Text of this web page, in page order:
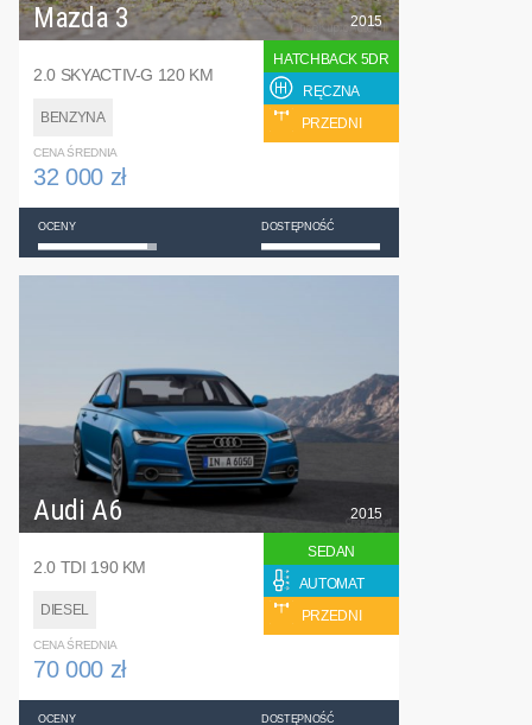
Mazda 3
2.0 SKYACTIV-G 120 KM
BENZYNA
2015
HATCHBACK 5DR
RĘCZNA
PRZEDNI
CENA ŚREDNIA
32 000 zł
OCENY DOSTĘPNOŚĆ
Audi A6
2.0 TDI 190 KM
DIESEL
2015
SEDAN
AUTOMAT
PRZEDNI
CENA ŚREDNIA
70 000 zł
OCENY DOSTĘPNOŚĆ